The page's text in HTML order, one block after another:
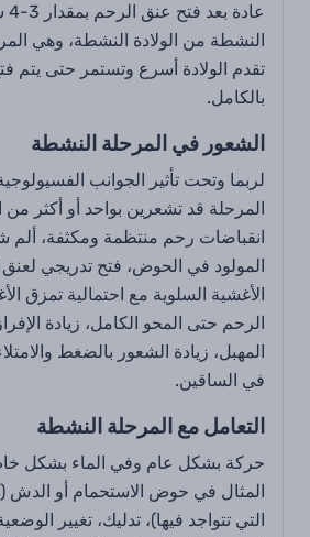
النشطة من الولادة النشطة، وهي
تقدم الولادة أسرع وتستمر حتى يتم
بالكامل.
الشعور في المرحلة النشطة
لربما وتحت تأثير الجوانب
المرحلة قد تشعرين بواحد أو أكثر من
انقباضات رحم منتظمة ومكثفة، ألم
المولود في الحوض، فتح تدريجي لعنق
الأغشية السلوية مع احتمالية تمزق
الرحم حتى المحو الكامل، زيادة
المهبل، زيادة الشعور بالضغط
في الساقين.
التعامل مع المرحلة النشطة
حركة بشكل عام وفي الماء بشكل
المثال في حوض الاستحمام أو الدش
التي تتواجد فيها)، تدليك، تغيير